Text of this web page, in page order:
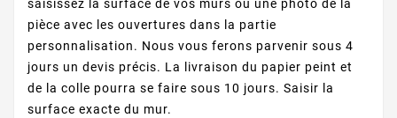
saisissez la surface de vos murs ou une photo de la
pièce avec les ouvertures dans la partie
personnalisation. Nous vous ferons parvenir sous 4
jours un devis précis. La livraison du papier peint et
de la colle pourra se faire sous 10 jours. Saisir la
surface exacte du mur.